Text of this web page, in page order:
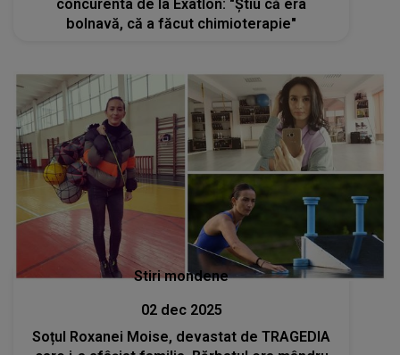
concurenta de la Exatlon: "Știu că era
bolnavă, că a făcut chimioterapie"
Stiri mondene
02 dec 2025
Soțul Roxanei Moise, devastat de TRAGEDIA